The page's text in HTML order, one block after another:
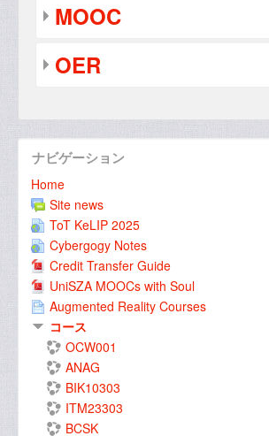
MOOC
OER
ナビゲーション
Home
Site news
ToT KeLIP 2025
Cybergogy Notes
Credit Transfer Guide
UniSZA MOOCs with Soul
Augmented Reality Courses
コース
OCW001
ANAG
BIK10303
ITM23303
BCSK